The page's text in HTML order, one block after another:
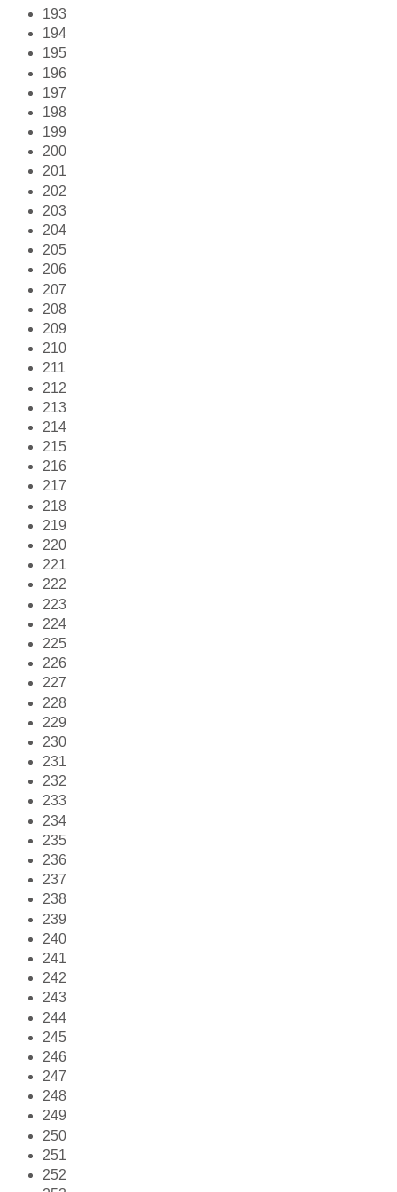
193
194
195
196
197
198
199
200
201
202
203
204
205
206
207
208
209
210
211
212
213
214
215
216
217
218
219
220
221
222
223
224
225
226
227
228
229
230
231
232
233
234
235
236
237
238
239
240
241
242
243
244
245
246
247
248
249
250
251
252